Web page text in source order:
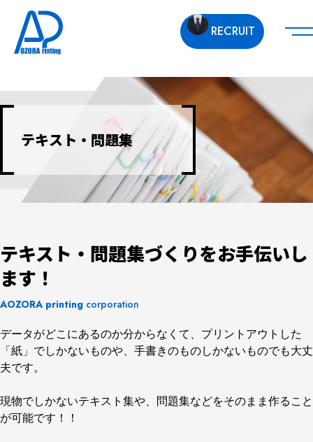
RECRUIT
テキスト・問題集
テキスト・問題集づくりをお手伝いし
ます！
AOZORA printing corporation
データがどこにあるのか分からなくて、プリントアウトした
「紙」でしかないものや、手書きのものしかないものでも大丈
夫です。
現物でしかないテキスト集や、問題集などをそのまま作ること
が可能です！！